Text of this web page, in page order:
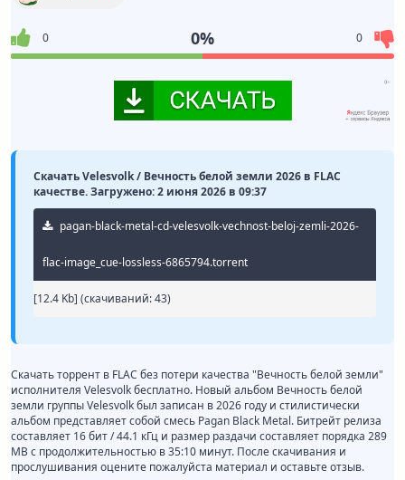
0 0% 0
Скачать Velesvolk / Вечность белой земли 2026 в FLAC
качестве. Загружено: 2 июня 2026 в 09:37
pagan-black-metal-cd-velesvolk-vechnost-beloj-zemli-2026-
flac-image_cue-lossless-6865794.torrent
[12.4 Kb] (cкачиваний: 43)
Скачать торрент в FLAC без потери качества "Вечность белой земли"
исполнителя Velesvolk бесплатно. Новый альбом Вечность белой
земли группы Velesvolk был записан в 2026 году и стилистически
альбом представляет собой смесь Pagan Black Metal. Битрейт релиза
составляет 16 бит / 44.1 кГц и размер раздачи составляет порядка 289
MB с продолжительностью в 35:10 минут. После скачивания и
прослушивания оцените пожалуйста материал и оставьте отзыв.